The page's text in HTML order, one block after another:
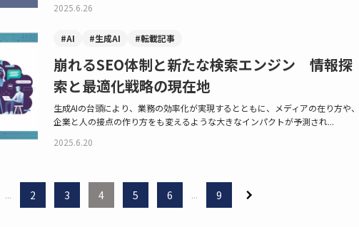
2025.6.26
#AI #生成AI #転載記事
崩れるSEO体制と新たな検索エンジン 情報探
索と最適化戦略の現在地
生成AIの台頭により、業務の効率化が実現するとともに、メディアの在り方や、
企業と人の接点の作り方をも変えるような大きなインパクトが予測され...
2025.6.20
... 2 3 4 5 6 ... 9